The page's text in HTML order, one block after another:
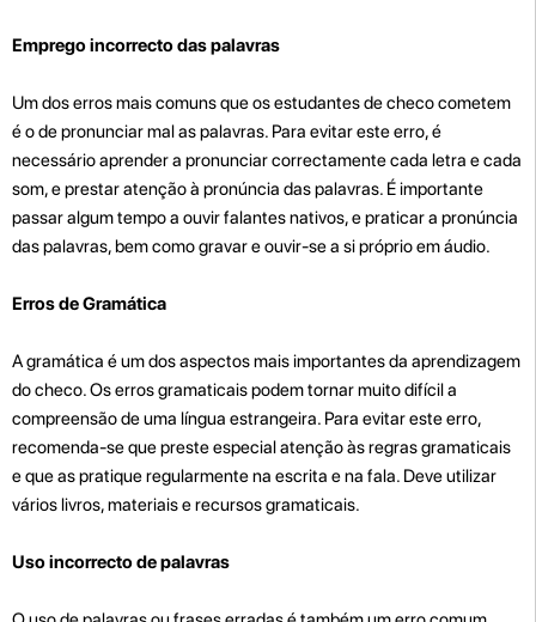
Emprego incorrecto das palavras
Um dos erros mais comuns que os estudantes de checo cometem
é o de pronunciar mal as palavras. Para evitar este erro, é
necessário aprender a pronunciar correctamente cada letra e cada
som, e prestar atenção à pronúncia das palavras. É importante
passar algum tempo a ouvir falantes nativos, e praticar a pronúncia
das palavras, bem como gravar e ouvir-se a si próprio em áudio.
Erros de Gramática
A gramática é um dos aspectos mais importantes da aprendizagem
do checo. Os erros gramaticais podem tornar muito difícil a
compreensão de uma língua estrangeira. Para evitar este erro,
recomenda-se que preste especial atenção às regras gramaticais
e que as pratique regularmente na escrita e na fala. Deve utilizar
vários livros, materiais e recursos gramaticais.
Uso incorrecto de palavras